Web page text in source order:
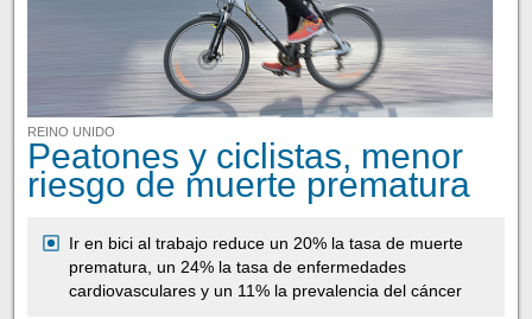
REINO UNIDO
Peatones y ciclistas, menor
riesgo de muerte prematura
Ir en bici al trabajo reduce un 20% la tasa de muerte
prematura, un 24% la tasa de enfermedades
cardiovasculares y un 11% la prevalencia del cáncer